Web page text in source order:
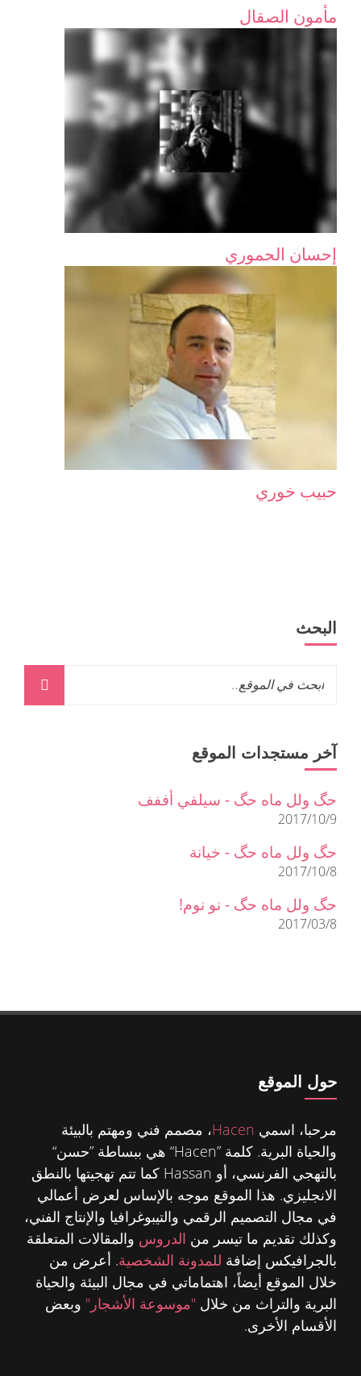
مأمون الصقال
إحسان الحموري
حبيب خوري
البحث
آخر مستجدات الموقع
حگ ولل ماه حگ - سيلفي أففف
2017/10/9
حگ ولل ماه حگ - خيانة
2017/10/8
حگ ولل ماه حگ - نو نوم!
2017/03/8
حول الموقع
مرحبا، اسمي Hacen، مصمم فني ومهتم بالبيئة
والحياة البرية. كلمة ”Hacen“ هي ببساطة ”حسن“
بالتهجي الفرنسي، أو Hassan كما تتم تهجيتها بالنطق
الانجليزي. هذا الموقع موجه بالإساس لعرض أعمالي
في مجال التصميم الرقمي والتيبوغرافيا والإنتاج الفني،
وكذلك تقديم ما تيسر من الدروس والمقالات المتعلقة
بالجرافيكس إضافة للمدونة الشخصية. أعرض من
خلال الموقع أيضاً، اهتماماتي في مجال البيئة والحياة
البرية والتراث من خلال "موسوعة الأشجار" وبعض
الأقسام الأخرى.